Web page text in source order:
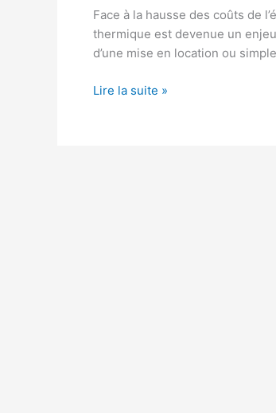
Face à la hausse des coûts de
thermique est devenue un
d’une mise en location ou
Isolation
Lire la suite »